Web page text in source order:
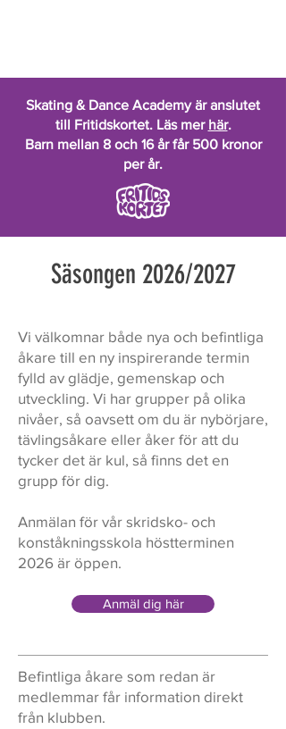
Skating & Dance Academy är anslutet
till Fritidskortet. Läs mer här.
Barn mellan 8 och 16 år får 500 kronor
per år.
Säsongen 2026/2027
Vi välkomnar både nya och befintliga
åkare till en ny inspirerande termin
fylld av glädje, gemenskap och
utveckling. Vi har grupper på olika
nivåer, så oavsett om du är nybörjare,
tävlingsåkare eller åker för att du
tycker det är kul, så finns det en
grupp för dig.
Anmälan för vår skridsko- och
konståkningsskola höstterminen
2026 är öppen.
Anmäl dig här
Befintliga åkare som redan är
medlemmar får information direkt
från klubben.